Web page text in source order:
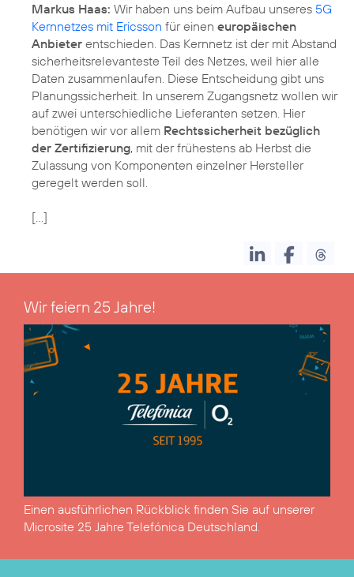
Markus Haas: Wir haben uns beim Aufbau unseres 5G
Kernnetzes mit Ericsson für einen europäischen
Anbieter entschieden. Das Kernnetz ist der mit Abstand
sicherheitsrelevanteste Teil des Netzes, weil hier alle
Daten zusammenlaufen. Diese Entscheidung gibt uns
Planungssicherheit. In unserem Zugangsnetz wollen wir
auf zwei unterschiedliche Lieferanten setzen. Hier
benötigen wir vor allem Rechtssicherheit bezüglich
der Zertifizierung, mit der frühestens ab Herbst die
Zulassung von Komponenten einzelner Hersteller
geregelt werden soll.
[...]
Wir feiern 25 Jahre!
Einen ausführlichen Rückblick finden Sie auf unserer
Microsite 25 Jahre Telefónica Deutschland.